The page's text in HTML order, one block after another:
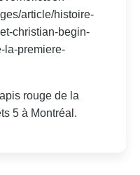
article/histoire-
christian-begin-
la-premiere-
rouge de la
5 à Montréal.